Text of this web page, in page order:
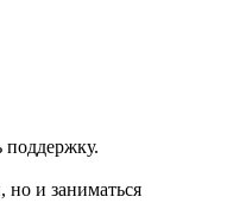
поддержку.
но и заниматься